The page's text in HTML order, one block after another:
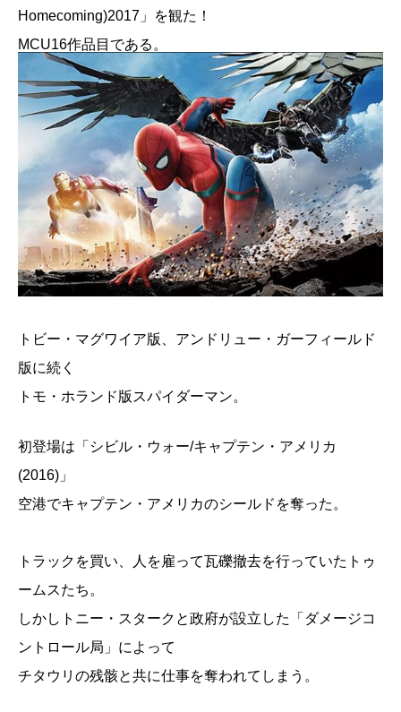
Homecoming)2017」を観た！
MCU16作品目である。
トビー・マグワイア版、アンドリュー・ガーフィールド
版に続く
トモ・ホランド版スパイダーマン。
初登場は「シビル・ウォー/キャプテン・アメリカ
(2016)」
空港でキャプテン・アメリカのシールドを奪った。
トラックを買い、人を雇って瓦礫撤去を行っていたトゥ
ームスたち。
しかしトニー・スタークと政府が設立した「ダメージコ
ントロール局」によって
チタウリの残骸と共に仕事を奪われてしまう。